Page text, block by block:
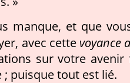
manque, et que
avec cette voyance
sur votre
puisque tout est lié.